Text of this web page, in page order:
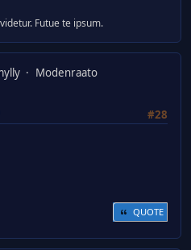
Futue te ipsum.
Modenraato
#28
QUOTE